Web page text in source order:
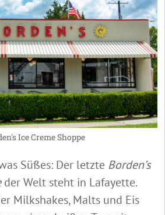
Ice Creme Shoppe
Süßes: Der letzte Borden’s
der Welt steht in Lafayette.
Milkshakes, Malts und Eis